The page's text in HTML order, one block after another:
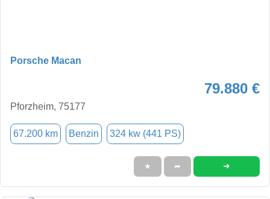
Porsche Macan
79.880 €
Pforzheim, 75177
67.200 km Benzin 324 kw (441 PS)
★ ➦ ➜